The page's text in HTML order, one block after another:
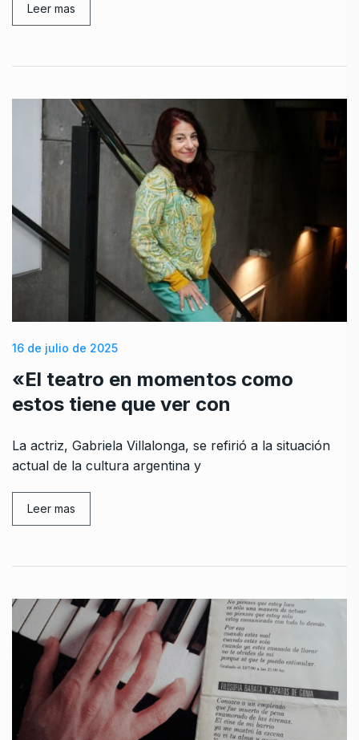
Leer mas
16 de julio de 2025
«El teatro en momentos como
estos tiene que ver con
La actriz, Gabriela Villalonga, se refirió a la situación
actual de la cultura argentina y
Leer mas